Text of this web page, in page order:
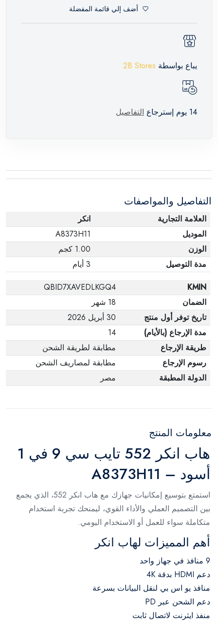
أضف إلي قائمة المفضلة
يباع بواسطة 2B Stores
14 يوم إسترجاع التفاصيل
التفاصيل والمواصفات
العلامة التجارية
انكر
الموديل
A8373H11
الوزن
1.00 كجم
مدة التوصيل
3 أيام
KMIN
QBID7XAVEDLKGQ4
الضمان
18 شهر
تاريخ توفر أول منتج
30 أبريل 2026
مدة الإرجاع (بالأيام)
14
طريقة الإرجاع
مطابقة لطريقة الشحن
رسوم الإرجاع
مطابقة لمصاريف الشحن
الدولة المطبقة
مصر
معلومات المنتج
هاب انكر 552 تايب سي 9 في 1
أسود – A8373H11
استمتع بتوسيع إمكانيات جهازك مع هاب انكر 552، الذي يجمع
بين التصميم العملي والأداء القوي، ليمنحك تجربة استخدام
متكاملة سواء للعمل أو الاستخدام اليومي.
أهم المميزات لهاب انكر
9 منافذ في جهاز واحد
دعم HDMI بدقة 4K
منافذ يو اس بي لنقل البيانات بسرعة
دعم الشحن عبر PD
منفذ ايثرنت لاتصال ثابت